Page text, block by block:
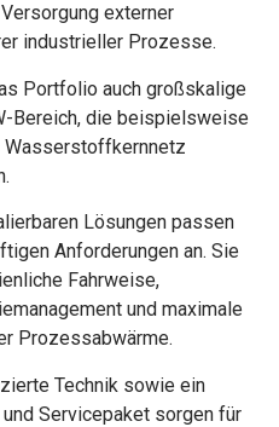
externer
industrieller Prozesse.
Portfolio auch großskalige
Bereich, die beispielsweise
Wasserstoffkernnetz
Lösungen passen
Anforderungen an. Sie
Fahrweise,
und maximale
Prozessabwärme.
Technik sowie ein
Servicepaket sorgen für